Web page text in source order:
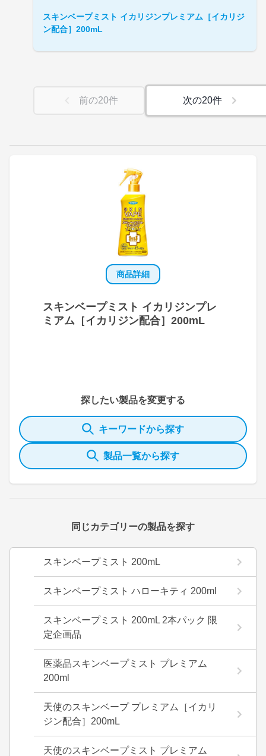
商品詳細
スキンベープミスト イカリジンプレ
ミアム［イカリジン配合］200mL
探したい製品を変更する
キーワードから探す
製品一覧から探す
同じカテゴリーの製品を探す
スキンベープミスト 200mL
スキンベープミスト ハローキティ 200ml
スキンベープミスト 200mL 2本パック 限
定企画品
医薬品スキンベープミスト プレミアム
200ml
天使のスキンベープ プレミアム［イカリ
ジン配合］200mL
天使のスキンベープミスト プレミアム
スキンベープミスト イカリジンプレミアム［イカリジ
ン配合］200mL
前の20件 次の20件